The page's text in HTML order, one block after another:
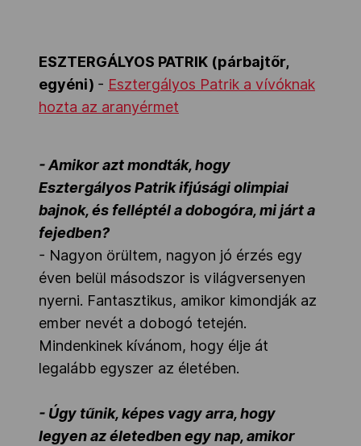
ESZTERGÁLYOS PATRIK (párbajtőr,
egyéni) - Esztergályos Patrik a vívóknak
hozta az aranyérmet
- Amikor azt mondták, hogy
Esztergályos Patrik ifjúsági olimpiai
bajnok, és felléptél a dobogóra, mi járt a
fejedben?
- Nagyon örültem, nagyon jó érzés egy
éven belül másodszor is világversenyen
nyerni. Fantasztikus, amikor kimondják az
ember nevét a dobogó tetején.
Mindenkinek kívánom, hogy élje át
legalább egyszer az életében.
- Úgy tűnik, képes vagy arra, hogy
legyen az életedben egy nap, amikor